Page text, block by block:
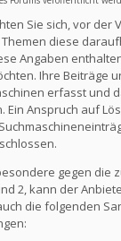
Sie sich, vor der
diese
Angaben
Ihre Beiträge
erfasst und
Ein Anspruch auf
gegen die
2, kann der
die folgenden